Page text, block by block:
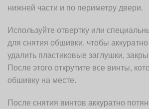
нижней части и по периметру двери.
Используйте отвертку или
для снятия обшивки, чтобы
удалить пластиковые заглушки,
После этого открутите все винты,
обшивку на месте.
После снятия винтов аккуратно